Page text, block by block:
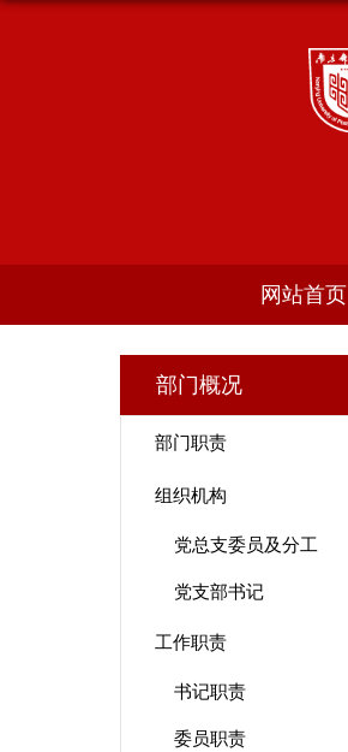
网站首页
部门概况
部门职责
组织机构
党总支委员及分工
党支部书记
工作职责
书记职责
委员职责